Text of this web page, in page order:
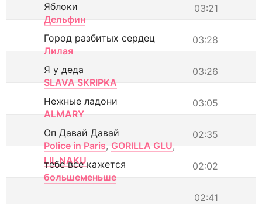
03:21
Яблоки
Дельфин
03:28
Город разбитых сердец
Лилая
03:26
Я у деда
SLAVA SKRIPKA
03:05
Нежные ладони
ALMARY
02:35
Оп Давай Давай
Police in Paris, GORILLA GLU,
LIL NAKU
02:02
тебе все кажется
большеменьше
02:41